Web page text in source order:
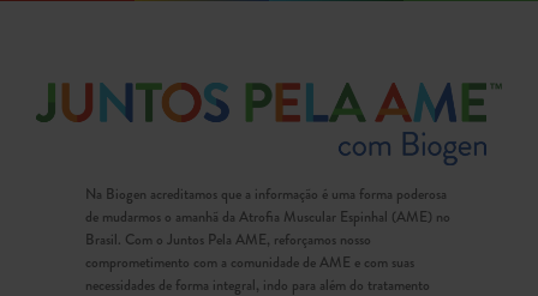
Na Biogen acreditamos que a informação é uma forma poderosa
de mudarmos o amanhã da Atrofia Muscular Espinhal (AME) no
Brasil. Com o Juntos Pela AME, reforçamos nosso
comprometimento com a comunidade de AME e com suas
necessidades de forma integral, indo para além do tratamento